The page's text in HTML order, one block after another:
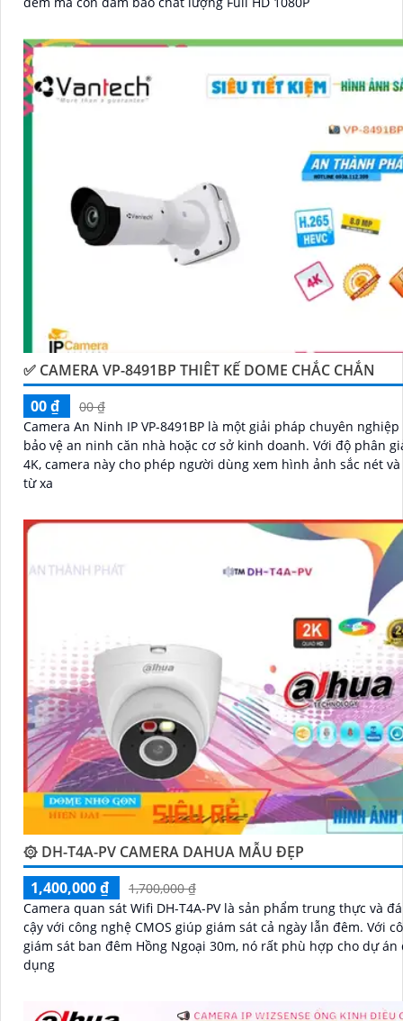
✅ CAMERA VP-8491BP THIÊT KẾ DOME CHẮC CHẮN
00 ₫
00 ₫
Camera An Ninh IP VP-8491BP là một giải pháp chuyên nghiệp
bảo vệ an ninh căn nhà hoặc cơ sở kinh doanh. Với độ phân giải cao
4K, camera này cho phép người dùng xem hình ảnh sắc nét
từ xa
۞ DH-T4A-PV CAMERA DAHUA MẪU ĐẸP
1,400,000 ₫
1,700,000 ₫
Camera quan sát Wifi DH-T4A-PV là sản phẩm trung thực và
cậy với công nghệ CMOS giúp giám sát cả ngày lẫn đêm. Với công nghệ
giám sát ban đêm Hồng Ngoại 30m, nó rất phù hợp cho dự án
dụng